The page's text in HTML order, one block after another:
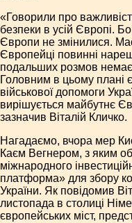
«Говорили про
безпеки в усій Європі.
Європи не змінилися.
Європейці повинні
подальших розмов немає.
Головним в цьому плані
військової допомоги
вирішується майбутнє
зазначив Віталій Кличко.
Нагадаємо, вчора мер
Каєм Вегнером, з яким
міжнародного
платформа» для збору
України. Як повідомив
листопада в столиці
європейських міст,